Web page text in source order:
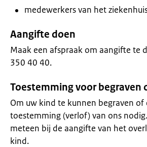
medewerkers van het
Aangifte doen
Maak een afspraak om aangifte te
350 40 40.
Toestemming voor begraven
Om uw kind te kunnen begraven of
toestemming (verlof) van ons
meteen bij de aangifte van het
kind.